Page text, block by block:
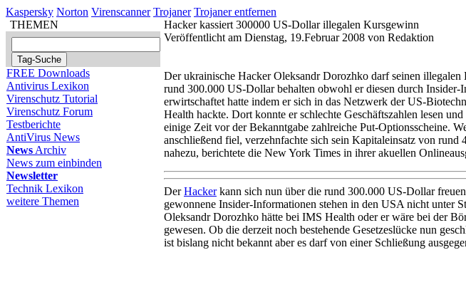
Kaspersky Norton Virenscanner Trojaner Trojaner entfernen
THEMEN
FREE Downloads
Antivirus Lexikon
Virenschutz Tutorial
Virenschutz Forum
Testberichte
AntiVirus News
News Archiv
News zum einbinden
Newsletter
Technik Lexikon
weitere Themen
Hacker kassiert 300000 US-Dollar illegalen Kursgewinn
Veröffentlicht am Dienstag, 19.Februar 2008 von Redaktion
Der ukrainische Hacker Oleksandr Dorozhko darf seinen
rund 300.000 US-Dollar behalten obwohl er diesen durch Insider-
erwirtschaftet hatte indem er sich in das Netzwerk der US-
Health hackte. Dort konnte er schlechte Geschäftszahlen lesen
einige Zeit vor der Bekanntgabe zahlreiche Put-Optionsscheine.
anschließend fiel, verzehnfachte sich sein Kapitaleinsatz von rund
nahezu, berichtete die New York Times in ihrer akuellen
DerHackerkann sich nun über die rund 300.000 US-Dollar
gewonnene Insider-Informationen stehen in den USA nicht unter
Oleksandr Dorozhko hätte bei IMS Health oder er wäre bei der
gewesen. Ob die derzeit noch bestehende Gesetzeslücke nun
ist bislang nicht bekannt aber es darf von einer Schließung